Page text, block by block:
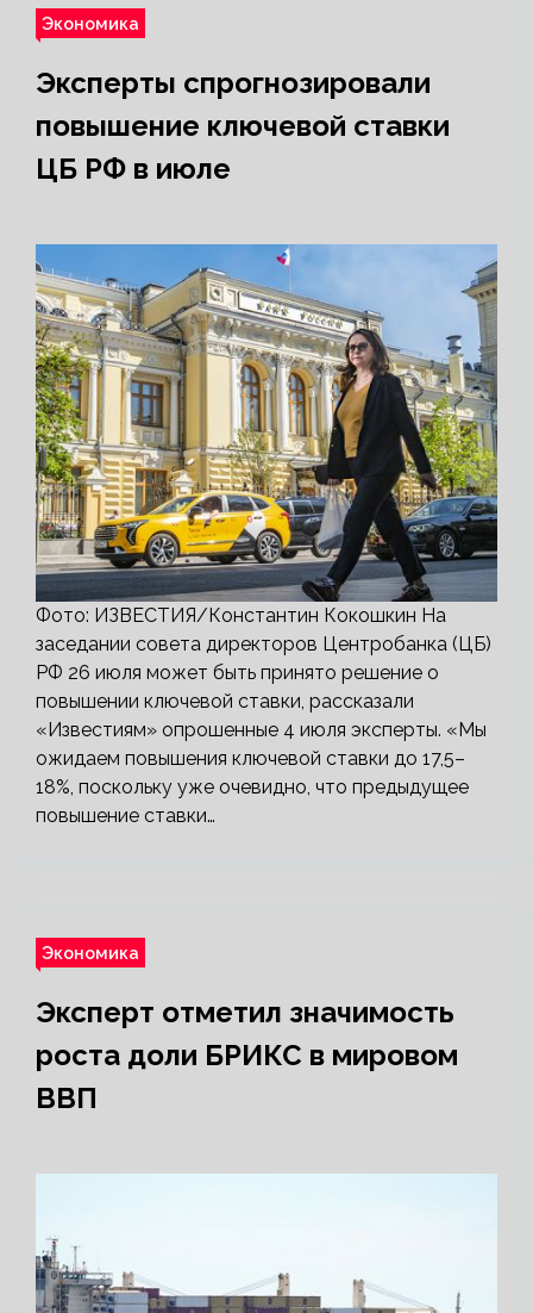
Экономика
Эксперты спрогнозировали
повышение ключевой ставки
ЦБ РФ в июле
Фото: ИЗВЕСТИЯ/Константин Кокошкин На
заседании совета директоров Центробанка (ЦБ)
РФ 26 июля может быть принято решение о
повышении ключевой ставки, рассказали
«Известиям» опрошенные 4 июля эксперты. «Мы
ожидаем повышения ключевой ставки до 17,5–
18%, поскольку уже очевидно, что предыдущее
повышение ставки…
Экономика
Эксперт отметил значимость
роста доли БРИКС в мировом
ВВП